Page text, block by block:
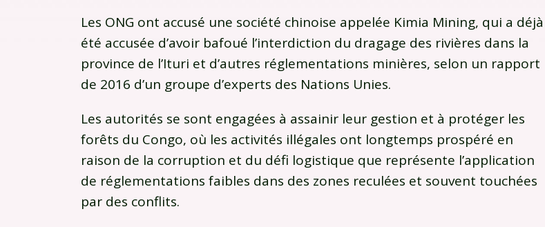
Les ONG ont accusé une société chinoise appelée Kimia Mining, qui a déjà
été accusée d’avoir bafoué l’interdiction du dragage des rivières dans la
province de l’Ituri et d’autres réglementations minières, selon un rapport
de 2016 d’un groupe d’experts des Nations Unies.
Les autorités se sont engagées à assainir leur gestion et à protéger les
forêts du Congo, où les activités illégales ont longtemps prospéré en
raison de la corruption et du défi logistique que représente l’application
de réglementations faibles dans des zones reculées et souvent touchées
par des conflits.